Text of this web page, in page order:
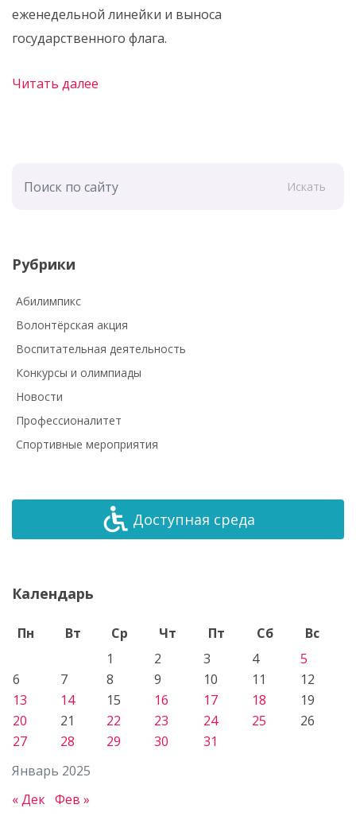
еженедельной линейки и выноса
государственного флага.
Читать далее
Искать
Рубрики
Абилимпикс
Волонтёрская акция
Воспитательная деятельность
Конкурсы и олимпиады
Новости
Профессионалитет
Спортивные мероприятия
Доступная среда
Календарь
Январь 2025
Пн Вт Ср Чт Пт Сб
Вс
1
2 3 4
5
6
7 8 9 10 11
12
13
14 15 16 17 18
19
20
21 22 23 24 25
26
27
28 29 30 31
« Дек Фев »